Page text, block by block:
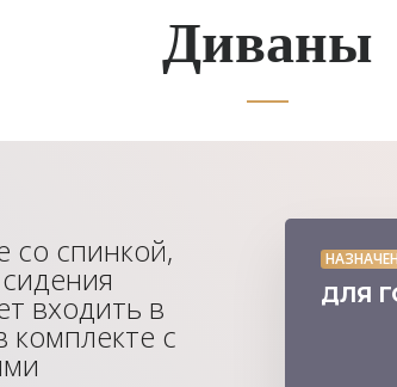
Диваны
со спинкой,
входить в
с
ДЛЯ